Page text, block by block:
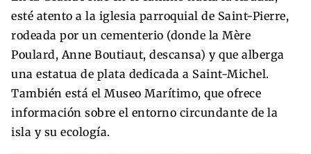
esté atento a la iglesia parroquial de Saint-Pierre,
rodeada por un cementerio (donde la Mère
Poulard, Anne Boutiaut, descansa) y que alberga
una estatua de plata dedicada a Saint-Michel.
También está el Museo Marítimo, que ofrece
información sobre el entorno circundante de la
isla y su ecología.